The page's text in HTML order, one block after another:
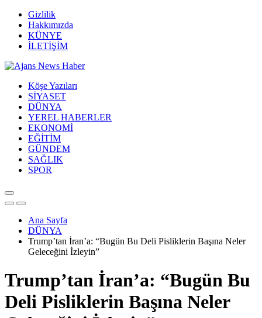
Gizlilik
Hakkımızda
KÜNYE
İLETİŞİM
Köşe Yazıları
SİYASET
DÜNYA
YEREL HABERLER
EKONOMİ
EĞİTİM
GÜNDEM
SAĞLIK
SPOR
Ana Sayfa
DÜNYA
Trump’tan İran’a: “Bugün Bu Deli Pisliklerin Başına Neler
Geleceğini İzleyin”
Trump’tan İran’a: “Bugün Bu
Deli Pisliklerin Başına Neler